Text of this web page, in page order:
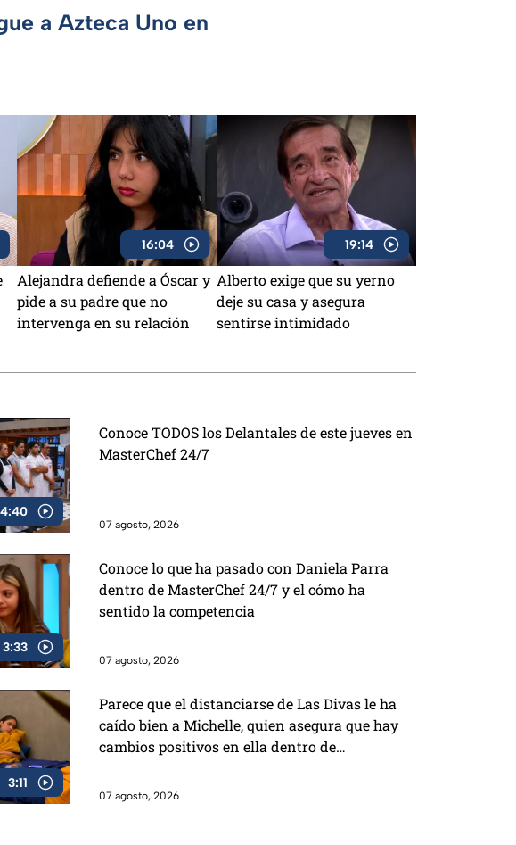
a Azteca Uno en
16:04
Alejandra defiende a Óscar y
pide a su padre que no
intervenga en su relación
19:14
Alberto exige que su yerno
deje su casa y asegura
sentirse intimidado
Conoce TODOS los Delantales de este jueves en
MasterChef 24/7
07 agosto, 2026
3:33
Conoce lo que ha pasado con Daniela Parra
dentro de MasterChef 24/7 y el cómo ha
sentido la competencia
07 agosto, 2026
3:11
Parece que el distanciarse de Las Divas le ha
caído bien a Michelle, quien asegura que hay
cambios positivos en ella dentro de
07 agosto, 2026